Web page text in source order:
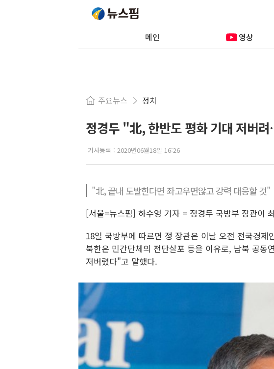
메인 영상
주요뉴스 정치
정경두 "北, 한반도 평화 기대 저버
기사등록 : 2020년06월18일 16:26
"北, 끝내 도발한다면 좌고우면않고 강력 대응할 것"
[서울=뉴스핌] 하수영 기자 = 정경두 국방부 장관이
18일 국방부에 따르면 정 장관은 이날 오전 전국경
북한은 민간단체의 전단살포 등을 이유로, 남북 공동
저버렸다"고 말했다.